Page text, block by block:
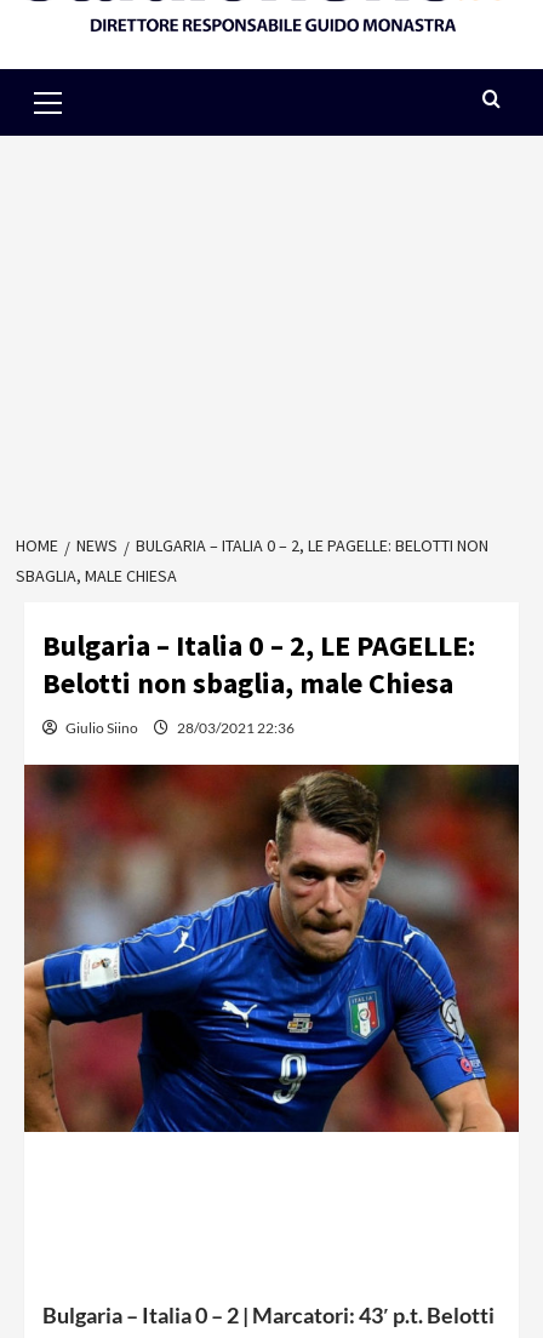
Menu
HOME NEWS
BULGARIA – ITALIA 0 – 2, LE PAGELLE: BELOTTI NON
SBAGLIA, MALE CHIESA
Bulgaria – Italia 0 – 2, LE PAGELLE:
Belotti non sbaglia, male Chiesa
Giulio Siino 28/03/2021 22:36
Bulgaria – Italia 0 – 2 | Marcatori: 43′ p.t. Belotti